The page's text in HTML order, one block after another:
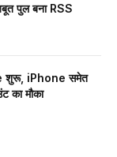
पुल बना RSS
शुरू, iPhone समेत
का मौका